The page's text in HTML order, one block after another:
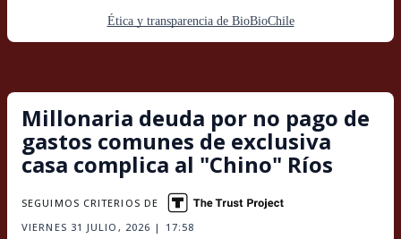
Ética y transparencia de BioBioChile
Millonaria deuda por no pago de
gastos comunes de exclusiva
casa complica al "Chino" Ríos
VIERNES 31 JULIO, 2026 | 17:58
SEGUIMOS CRITERIOS DE